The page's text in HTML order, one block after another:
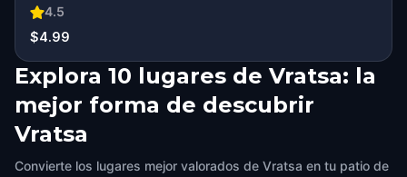
4.5
$4.99
Explora 10 lugares de Vratsa: la
mejor forma de descubrir
Vratsa
Convierte los lugares mejor valorados de Vratsa en tu patio de